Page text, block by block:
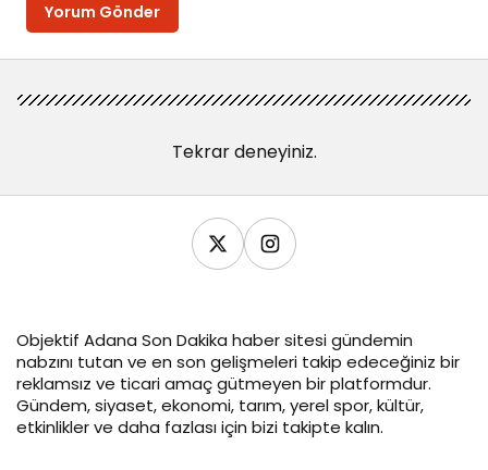
Yorum Gönder
Tekrar deneyiniz.
Objektif Adana Son Dakika haber sitesi gündemin
nabzını tutan ve en son gelişmeleri takip edeceğiniz bir
reklamsız ve ticari amaç gütmeyen bir platformdur.
Gündem, siyaset, ekonomi, tarım, yerel spor, kültür,
etkinlikler ve daha fazlası için bizi takipte kalın.